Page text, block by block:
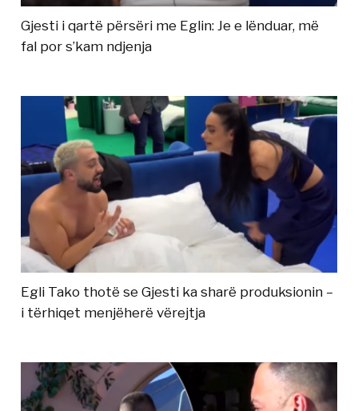
Gjesti i qartë përsëri me Eglin: Je e lënduar, më
fal por s’kam ndjenja
Egli Tako thotë se Gjesti ka sharë produksionin –
i tërhiqet menjëherë vërejtja